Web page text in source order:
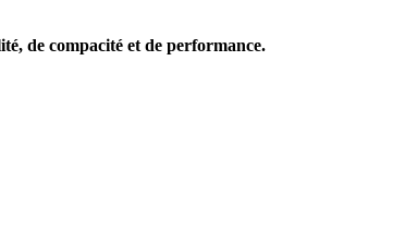
de compacité et de performance.